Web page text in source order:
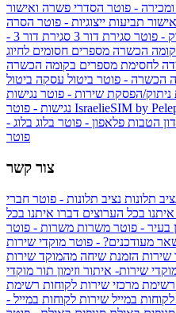
- פוטר הסדרי פשרה ואישור
תביעות ייצוגיות - פוטר הסרה
- פוטר סגירת דור 3
סגירת דור 3 -
הכשרה מספרים חסומים לחיוג
לחסימת מספרים בקומה הכשרה
הכשרה - פוטר ביטול עסקה ביטול
ניתוק/הפסקת שירות - פוטר נגישות
IsraelieSIM by
הטבות פלאפון - פוטר בלוג בלוג -
פוטר
צור קשר
תלונות נציב תלונות - פוטר חברי
בכל הערוצים דברו איתנו בכל
בעיר - פוטר משרות משרות - פוטר
מעודכנים? - פוטר מוקדי שירות
שירות הזמנת שיחה מהמוקד שירות
שירות- איתור וזימון תור מוקדי
רשימת מרכזי שירות לקוחות רשימת
במייל שירות לקוחות במייל -